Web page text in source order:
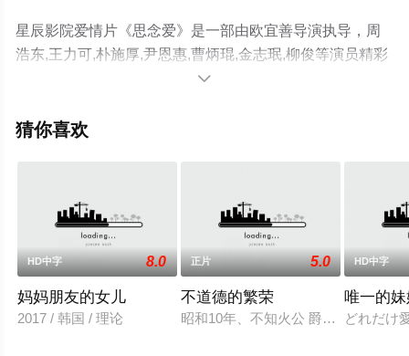
星辰影院爱情片《思念爱》是一部由欧宜善导演执导，周
浩东,王力可,朴施厚,尹恩惠,曹炳琨,金志珉,柳俊等演员精彩
演绎的韩国,中国大陆电影，手机免费观看高清未删减完整
电影、电视猫或剧情网等平台了解。

猜你喜欢
HD中字 8.0
妈妈朋友的女儿
2017 / 韩国 / 理论
正片 5.0
不道德的繁荣
昭和10年、不知火公 爵（清水紘治
HD中字
唯一的
どれだけ